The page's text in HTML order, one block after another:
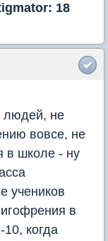
18
людей, не
вовсе, не
в школе - ну
учеников
в
когда